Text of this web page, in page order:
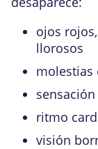
ojos
llorosos
molestias
ritmo
visión